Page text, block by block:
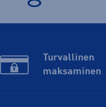
Turvallinen
maksaminen